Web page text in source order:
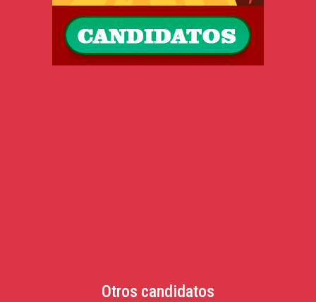
Otros candidatos